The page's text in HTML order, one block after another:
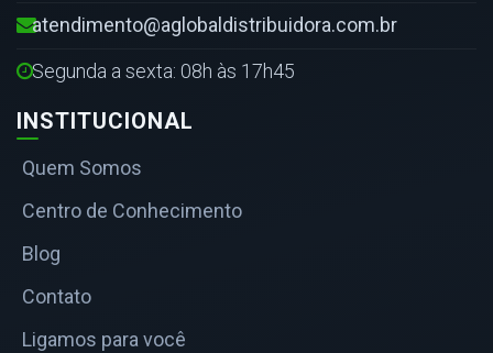
atendimento@aglobaldistribuidora.com.br
Segunda a sexta: 08h às 17h45
INSTITUCIONAL
Quem Somos
Centro de Conhecimento
Blog
Contato
Ligamos para você